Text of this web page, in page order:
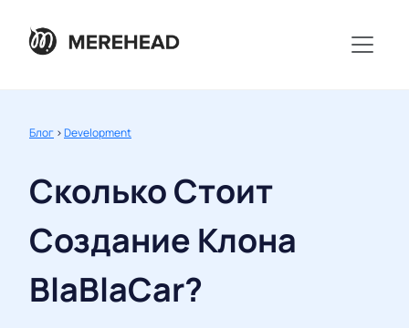
Блог >Development
Сколько Стоит
Создание Клона
BlaBlaCar?